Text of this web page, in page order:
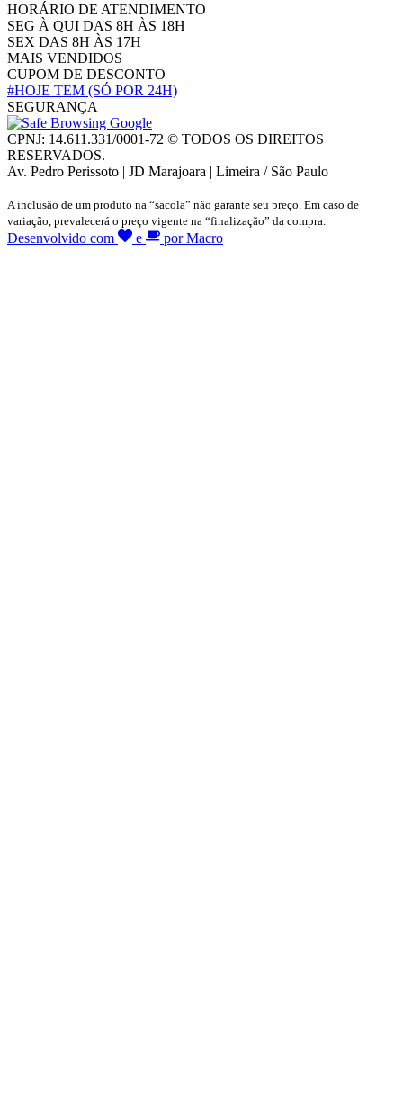
HORÁRIO DE ATENDIMENTO
SEG À QUI DAS 8H ÀS 18H
SEX DAS 8H ÀS 17H
MAIS VENDIDOS
CUPOM DE DESCONTO
#HOJE TEM (SÓ POR 24H)
SEGURANÇA
CPNJ: 14.611.331/0001-72 © TODOS OS DIREITOS
RESERVADOS.
Av. Pedro Perissoto | JD Marajoara | Limeira / São Paulo
A inclusão de um produto na “sacola” não garante seu preço. Em caso de
variação, prevalecerá o preço vigente na “finalização” da compra.
Desenvolvido com e por Macro